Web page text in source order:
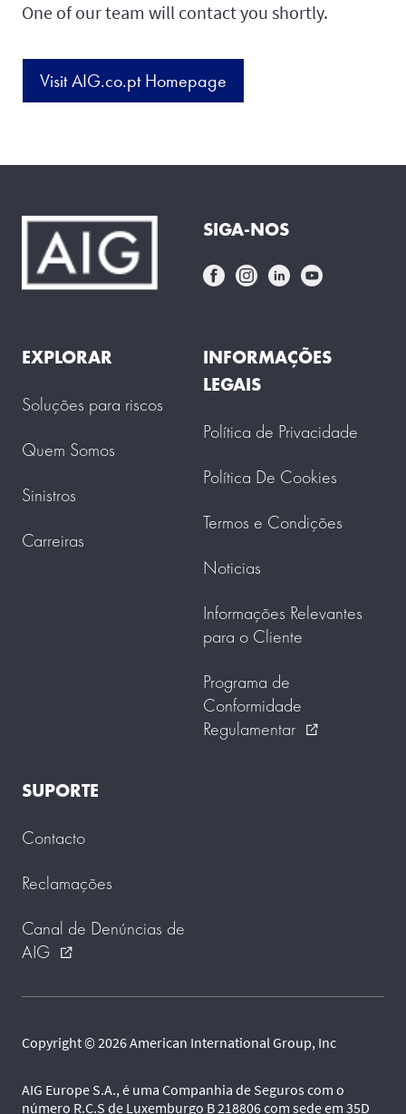
One of our team will contact you shortly.
Visit AIG.co.pt Homepage
SIGA-NOS
EXPLORAR
Soluções para riscos
Quem Somos
Sinistros
Carreiras
INFORMAÇÕES
LEGAIS
Política de Privacidade
Política De Cookies
Termos e Condições
Noticias
Informações Relevantes
para o Cliente
Programa de
Conformidade
Regulamentar
external_link
SUPORTE
Contacto
Reclamações
Canal de Denúncias de
AIG
external_link
Copyright © 2026 American International Group, Inc
AIG Europe S.A., é uma Companhia de Seguros com o
número R.C.S de Luxemburgo B 218806 com sede em 35D